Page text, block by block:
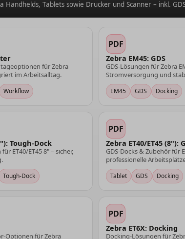
Handhelds, Tablets sowie Drucker und Scanner – inkl.
für Zebra
im Arbeitsalltag.
Workflow
PDF
Zebra EM45: GDS
GDS-Lösungen für Zebra
Stromversorgung und
EM45 GDS Docking
Tough-Dock
ET40/ET45 8" – sicher,
Tough-Dock
PDF
Zebra ET40/ET45 (8"):
GDS-Docks & Zubehör für
professionelle
Tablet GDS Docking
Optionen für Zebra
PDF
Zebra ET6X: Docking
Docking-Lösungen für